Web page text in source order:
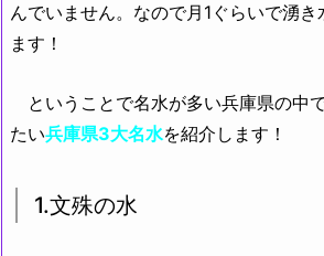
んでいません。なので月1ぐらいで湧
ます！
ということで名水が多い兵庫県の中
たい兵庫県3大名水を紹介します！
1.文殊の水